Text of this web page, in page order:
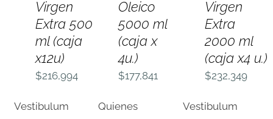
Virgen
Extra 500
ml (caja
x12u)
$216,994
Vestibulum
Oleico
5000 ml
(caja x
4u.)
$177,841
Quienes
Virgen
Extra
2000 ml
(caja x4 u.)
$232,349
Vestibulum